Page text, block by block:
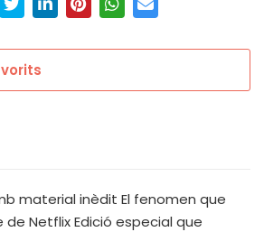
material inèdit El fenomen que
de Netflix Edició especial que